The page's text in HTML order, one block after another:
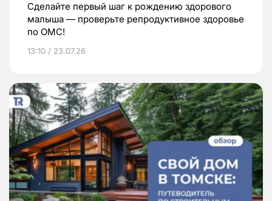
Сделайте первый шаг к рождению здорового
малыша — проверьте репродуктивное здоровье
по ОМС!
13:10 / 23.07.26